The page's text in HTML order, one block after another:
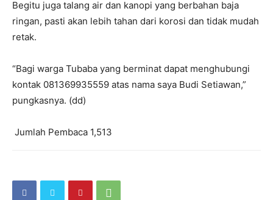
Begitu juga talang air dan kanopi yang berbahan baja
ringan, pasti akan lebih tahan dari korosi dan tidak mudah
retak.
“Bagi warga Tubaba yang berminat dapat menghubungi
kontak 081369935559 atas nama saya Budi Setiawan,”
pungkasnya. (dd)
Jumlah Pembaca 1,513